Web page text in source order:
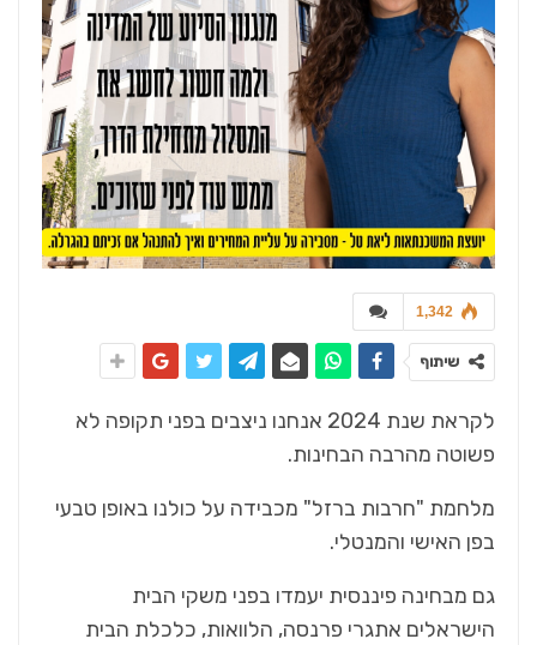
1,342
שיתוף
לקראת שנת 2024 אנחנו ניצבים בפני תקופה לא
פשוטה מהרבה הבחינות.
מלחמת "חרבות ברזל" מכבידה על כולנו באופן טבעי
בפן האישי והמנטלי.
גם מבחינה פיננסית יעמדו בפני משקי הבית
הישראלים אתגרי פרנסה, הלוואות, כלכלת הבית